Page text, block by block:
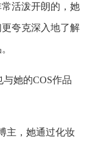
活泼开朗的，她
夸克深入地了解
与她的COS作品
主，她通过化妆